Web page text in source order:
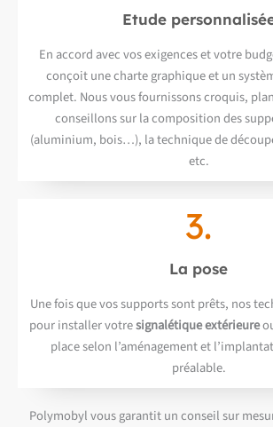
Etude
En accord avec vos exigences et votre
conçoit une charte graphique et un
complet. Nous vous fournissons croquis,
conseillons sur la composition des
(aluminium, bois…), la technique de
etc.
3.
La pose
Une fois que vos supports sont prêts, nos
pour installer votresignalétique extérieure
place selon l’aménagement et
préalable.
Polymobyl vous garantit un conseil sur